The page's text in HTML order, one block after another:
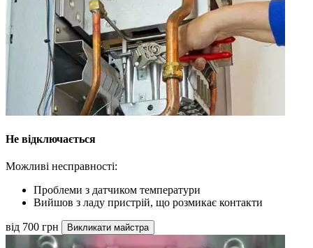
Не відключається
Можливі несправності:
Проблеми з датчиком температури
Вийшов з ладу пристрій, що розмикає контакти
від 700 грн Викликати майстра